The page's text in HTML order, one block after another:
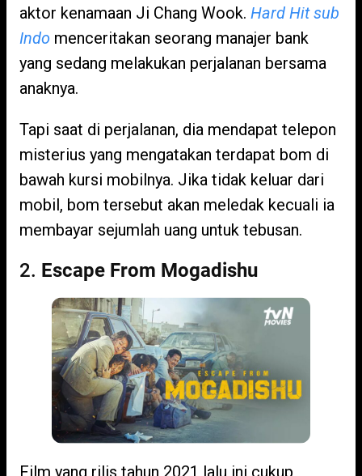
aktor kenamaan Ji Chang Wook. Hard Hit sub
Indo menceritakan seorang manajer bank
yang sedang melakukan perjalanan bersama
anaknya.
Tapi saat di perjalanan, dia mendapat telepon
misterius yang mengatakan terdapat bom di
bawah kursi mobilnya. Jika tidak keluar dari
mobil, bom tersebut akan meledak kecuali ia
membayar sejumlah uang untuk tebusan.
2. Escape From Mogadishu
Film yang rilis tahun 2021 lalu ini cukup